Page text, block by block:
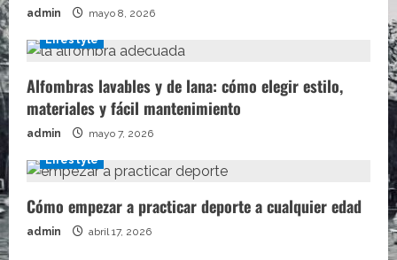
admin mayo 8, 2026
Lifestyle
Alfombras lavables y de lana: cómo elegir estilo,
materiales y fácil mantenimiento
admin mayo 7, 2026
Lifestyle
Cómo empezar a practicar deporte a cualquier edad
admin abril 17, 2026